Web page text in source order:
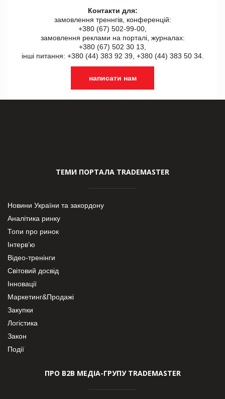
Контакти для:
замовлення треннгів, конференцій:
+380 (67) 502-99-00,
замовлення реклами на порталі, журналах:
+380 (67) 502 30 13,
інші питання: +380 (44) 383 92 39, +380 (44) 383 50 34.
написати нам
ТЕМИ ПОРТАЛА TRADEMASTER
Новини України та закордону
Аналітика ринку
Топи про ринок
Інтерв’ю
Відео-тренінги
Світовий досвід
Інновації
Маркетинг&Продажі
Закупки
Логістика
Закон
Події
ПРО В2В МЕДІА-ГРУПУ TRADEMASTER